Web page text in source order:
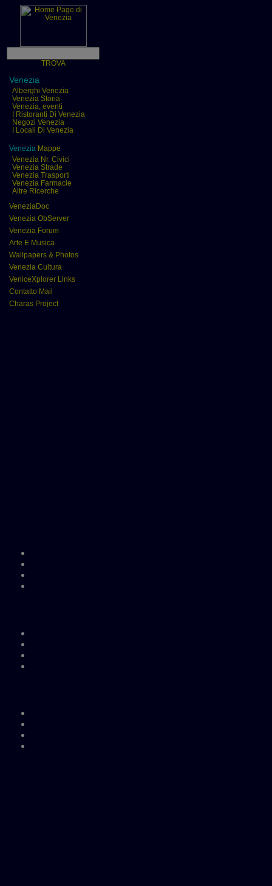
TROVA
Venezia
Alberghi Venezia
Venezia Storia
Venezia, eventi
I Ristoranti Di Venezia
Negozi Venezia
I Locali Di Venezia
Venezia Mappe
Venezia Nr. Civici
Venezia Strade
Venezia Trasporti
Venezia Farmacie
Altre Ricerche
VeneziaDoc
Venezia ObServer
Venezia Forum
Arte E Musica
Wallpapers & Photos
Venezia Cultura
VeniceXplorer Links
Contatto Mail
Charas Project